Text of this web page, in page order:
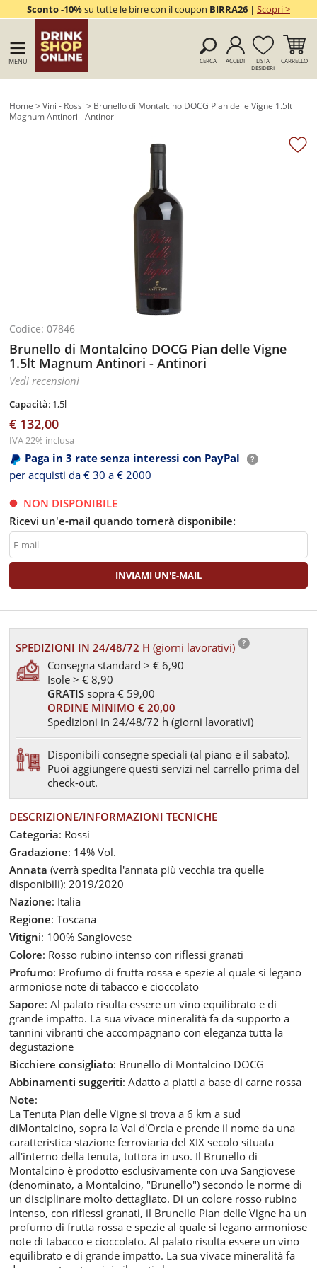
Sconto -10%su tutte le birre con il coupon BIRRA26| Scopri >
MENU CERCA ACCEDI
LISTA
DESIDERI
CARRELLO
Home >Vini - Rossi > Brunello di Montalcino DOCG Pian delle Vigne 1.5lt
Magnum Antinori - Antinori
Codice: 07846
Brunello di Montalcino DOCG Pian delle Vigne
1.5lt Magnum Antinori - Antinori
Vedi recensioni
Capacità: 1,5l
€ 132,00
IVA 22% inclusa
Paga in 3 rate senza interessi con PayPal
per acquisti da € 30 a € 2000
NON DISPONIBILE
Ricevi un'e-mail quando tornerà disponibile:
SPEDIZIONI IN 24/48/72 H(giorni lavorativi)
Consegna standard > € 6,90
Isole > € 8,90
GRATIS sopra € 59,00
ORDINE MINIMO € 20,00
Spedizioni in 24/48/72 h (giorni lavorativi)
Disponibili consegne speciali (al piano e il sabato).
Puoi aggiungere questi servizi nel carrello prima del
check-out.
DESCRIZIONE/INFORMAZIONI TECNICHE
Categoria: Rossi
Gradazione: 14% Vol.
Annata(verrà spedita l'annata più vecchia tra quelle
disponibili): 2019/2020
Nazione: Italia
Regione: Toscana
Vitigni: 100% Sangiovese
Colore: Rosso rubino intenso con riflessi granati
Profumo: Profumo di frutta rossa e spezie al quale si legano
armoniose note di tabacco e cioccolato
Sapore: Al palato risulta essere un vino equilibrato e di
grande impatto. La sua vivace mineralità fa da supporto a
tannini vibranti che accompagnano con eleganza tutta la
degustazione
Bicchiere consigliato: Brunello di Montalcino DOCG
Abbinamenti suggeriti: Adatto a piatti a base di carne rossa
Note:
La Tenuta Pian delle Vigne si trova a 6 km a sud
diMontalcino, sopra la Val d'Orcia e prende il nome da una
caratteristica stazione ferroviaria del XIX secolo situata
all'interno della tenuta, tuttora in uso. Il Brunello di
Montalcino è prodotto esclusivamente con uva Sangiovese
(denominato, a Montalcino, "Brunello") secondo le norme di
un disciplinare molto dettagliato. Di un colore rosso rubino
intenso, con riflessi granati, il Brunello Pian delle Vigne ha un
profumo di frutta rossa e spezie al quale si legano armoniose
note di tabacco e cioccolato. Al palato risulta essere un vino
equilibrato e di grande impatto. La sua vivace mineralità fa